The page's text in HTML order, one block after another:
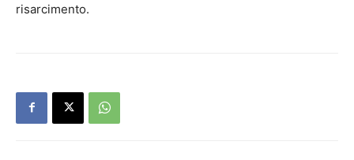
risarcimento.